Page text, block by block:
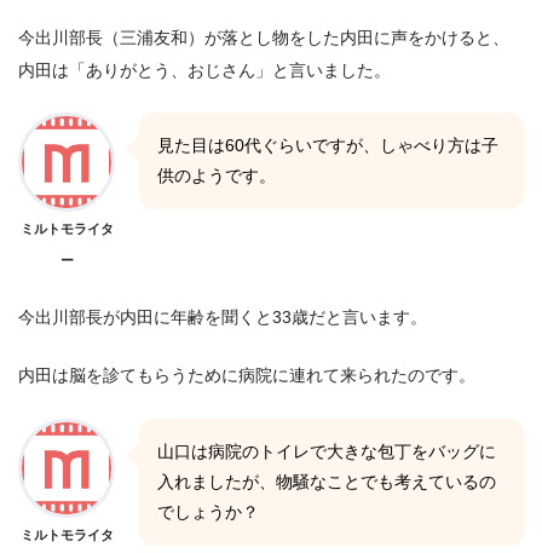
今出川部長（三浦友和）が落とし物をした内田に声をかけると、
内田は「ありがとう、おじさん」と言いました。
ミルトモライタ
ー
見た目は60代ぐらいですが、しゃべり方は子
供のようです。
今出川部長が内田に年齢を聞くと33歳だと言います。
内田は脳を診てもらうために病院に連れて来られたのです。
ミルトモライタ
山口は病院のトイレで大きな包丁をバッグに
入れましたが、物騒なことでも考えているの
でしょうか？